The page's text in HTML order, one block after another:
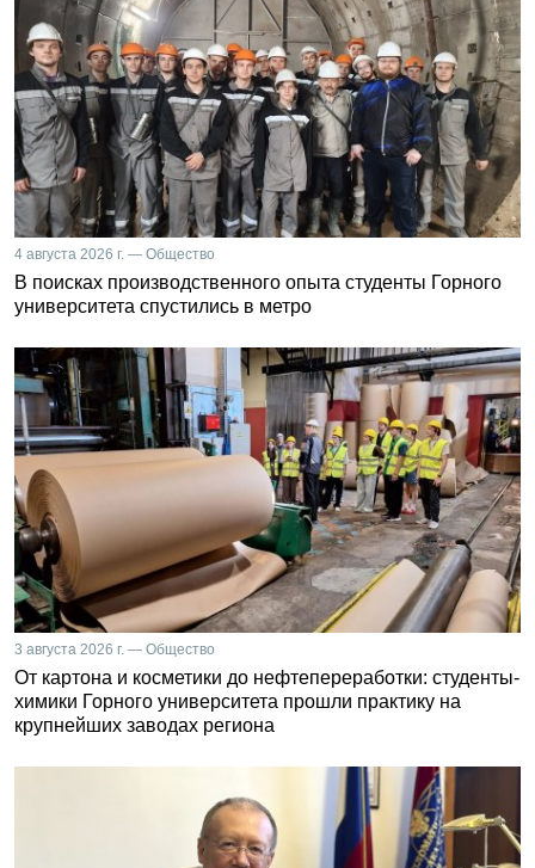
4 августа 2026 г. — Общество
В поисках производственного опыта студенты Горного
университета спустились в метро
3 августа 2026 г. — Общество
От картона и косметики до нефтепереработки: студенты-
химики Горного университета прошли практику на
крупнейших заводах региона